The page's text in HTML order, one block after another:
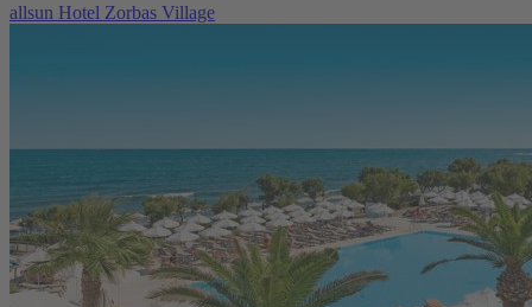
allsun Hotel Zorbas Village